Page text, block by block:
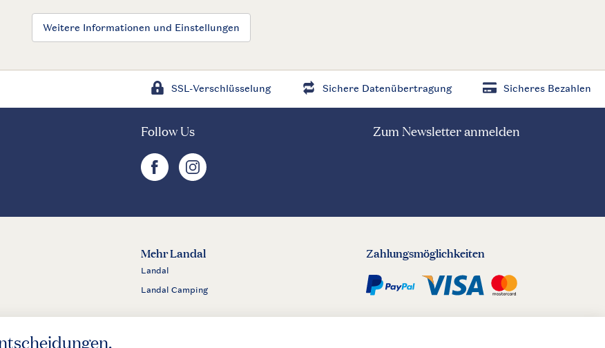
Weitere Informationen und Einstellungen
SSL-Verschlüsselung Sichere Datenübertragung Sicheres Bezahlen
Follow Us
facebookinstagram
Zum Newsletter anmelden
Mehr Landal
Landal
Landal Camping
Zahlungsmöglichkeiten